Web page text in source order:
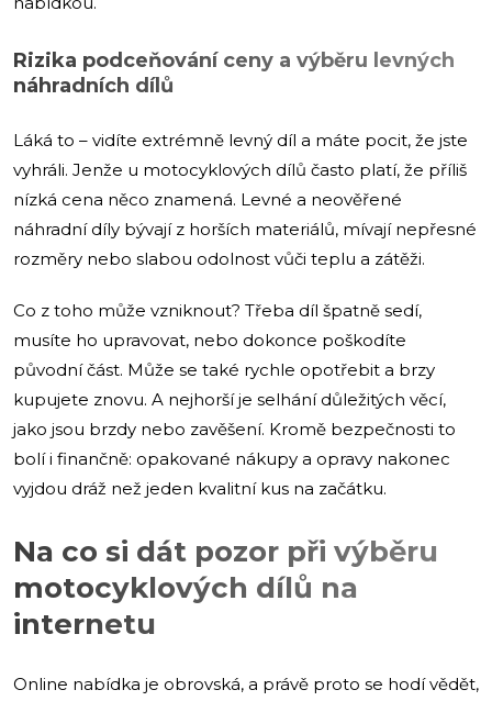
Rizika podceňování ceny a výběru levných
náhradních dílů
Láká to – vidíte extrémně levný díl a máte pocit, že jste
vyhráli. Jenže u motocyklových dílů často platí, že příliš
nízká cena něco znamená. Levné a neověřené
náhradní díly bývají z horších materiálů, mívají nepřesné
rozměry nebo slabou odolnost vůči teplu a zátěži.
Co z toho může vzniknout? Třeba díl špatně sedí,
musíte ho upravovat, nebo dokonce poškodíte
původní část. Může se také rychle opotřebit a brzy
kupujete znovu. A nejhorší je selhání důležitých věcí,
jako jsou brzdy nebo zavěšení. Kromě bezpečnosti to
bolí i finančně: opakované nákupy a opravy nakonec
vyjdou dráž než jeden kvalitní kus na začátku.
Na co si dát pozor při výběru
motocyklových dílů na
internetu
Online nabídka je obrovská, a právě proto se hodí vědět,